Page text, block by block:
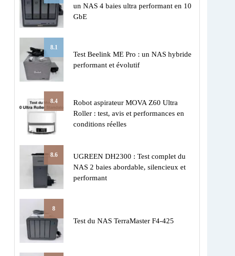
un NAS 4 baies ultra performant en 10
GbE
8.1
Test Beelink ME Pro : un NAS hybride
performant et évolutif
8.4
Robot aspirateur MOVA Z60 Ultra
Roller : test, avis et performances en
conditions réelles
8.6
UGREEN DH2300 : Test complet du
NAS 2 baies abordable, silencieux et
performant
8
Test du NAS TerraMaster F4-425